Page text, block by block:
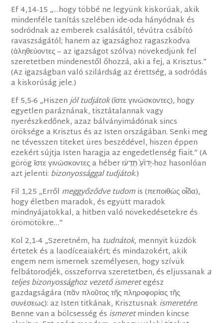
Ef 4,14-15 „…hogy többé ne legyünk kiskorúak, akik
mindenféle tanítás szelében ide-oda hányódnak és
sodródnak az emberek csalásától, tévútra csábító
ravaszságától; hanem az igazsághoz ragaszkodva
(ἀληθεύοντες – az igazságot szólva) növekedjünk fel
szeretetben mindenestől őhozzá, aki a fej, a Krisztus.”
(Az igazságban való szilárdság az érettség, a sodródás
a kiskorúság jele.)
Ef 5,5-6 „Hiszenjól tudjátok(ἴστε γινώσκοντες), hogy
egyetlen paráznának, tisztátalannak vagy
nyerészkedőnek, azaz bálványimádónak sincs
öröksége a Krisztus és az Isten országában. Senki meg
ne tévesszen titeket üres beszédével, hiszen éppen
ezekért sújtja Isten haragja az engedetlenség fiait.” (A
görög ἴστε γινώσκοντες a héber יָדוֹ֙עַ֙ תֵּֽדְע֔וּ-hoz hasonlóan
azt jelenti: bizonyossággal tudjátok.)
Fil 1,25 „Erről meggyőződve tudomis (πεποιθὼς οἶδα),
hogy életben maradok, és együtt maradok
mindnyájatokkal, a hitben való növekedésetekre és
örömötökre…”
Kol 2,1-4 „Szeretném, ha tudnátok, mennyit küzdök
értetek és a laodíceaiakért; és mindazokért, akik
engem nem ismernek személyesen, hogy szívük
felbátorodjék, összeforrva szeretetben, és eljussanak a
teljes bizonyossághoz vezető ismeretegész
gazdagságára (πᾶν πλοῦτος τῆς πληροφορίας τῆς
συνέσεως): az Isten titkának, Krisztusnak ismeretére.
Benne van a bölcsesség és ismeretminden kincse